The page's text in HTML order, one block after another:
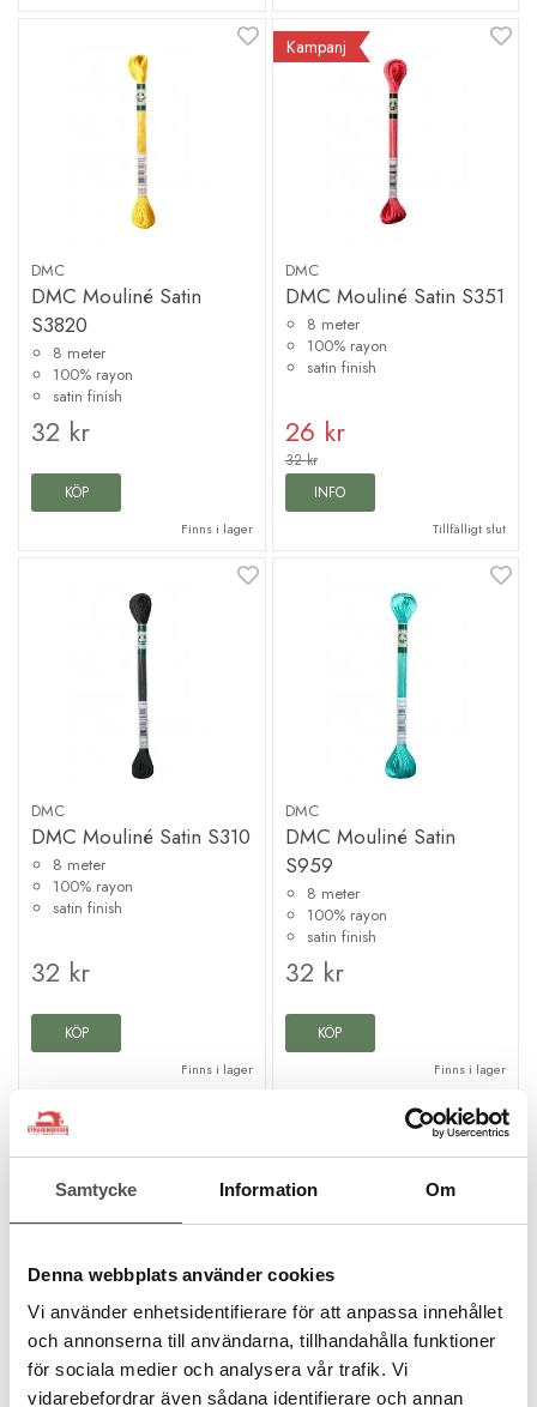
Samtycke Information Om
Denna webbplats använder cookies
Vi använder enhetsidentifierare för att anpassa innehållet
och annonserna till användarna, tillhandahålla funktioner
för sociala medier och analysera vår trafik. Vi
vidarebefordrar även sådana identifierare och annan
DMC
DMC Mouliné Satin
S3820
8 meter
100% rayon
satin finish
32 kr
KÖP
Finns i lager
Kampanj
DMC
DMC Mouliné Satin S351
8 meter
100% rayon
satin finish
26 kr
32 kr
INFO
Tillfälligt slut
DMC
DMC Mouliné Satin S310
8 meter
100% rayon
satin finish
32 kr
KÖP
Finns i lager
DMC
DMC Mouliné Satin
S959
8 meter
100% rayon
satin finish
32 kr
KÖP
Finns i lager
DMC
DMC Mouliné Satin
DMC
DMC Mouliné Satin